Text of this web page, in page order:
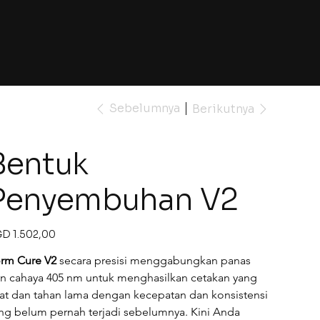
Sebelumnya Berikutnya
V2
1.502,00
Cure V2 secara presisi menggabungkan panas
cahaya 405 nm untuk menghasilkan cetakan yang
dan tahan lama dengan kecepatan dan konsistensi
belum pernah terjadi sebelumnya. Kini Anda